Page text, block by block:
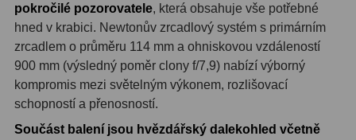
Barlow 2x38
Barlow 3x 12
Barlow 4x 3
pokročilé pozorovatele, která obsahuje vše potřebné
hned v krabici. Newtonův zrcadlový systém s primárním
zrcadlem o průměru 114 mm a ohniskovou vzdáleností
900 mm (výsledný poměr clony f/7,9) nabízí výborný
kompromis mezi světelným výkonem, rozlišovací
schopností a přenosností.
Součást balení jsou hvězdářský dalekohled včetně